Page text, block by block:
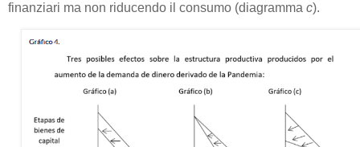
finanziari ma non riducendo il consumo (diagramma c).